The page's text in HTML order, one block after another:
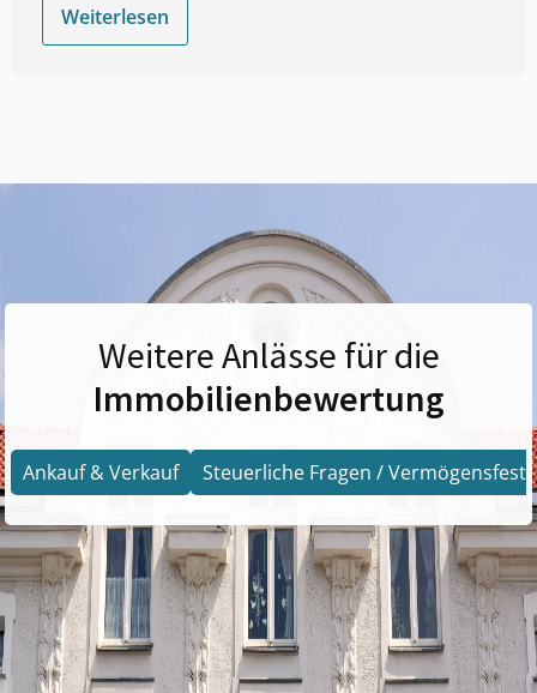
Weiterlesen
Weitere Anlässe für die
Immobilienbewertung
Ankauf & Verkauf Steuerliche Fragen /